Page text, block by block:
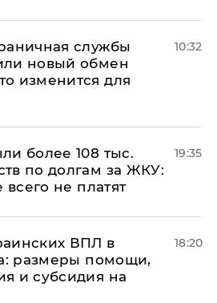
службы
новый обмен
изменится для
10:32
более 108 тыс.
по долгам за ЖКУ:
всего не платят
19:35
ВПЛ в
размеры помощи,
и субсидия на
18:20